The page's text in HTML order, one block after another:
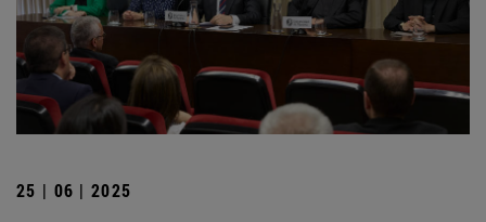
25 | 06 | 2025